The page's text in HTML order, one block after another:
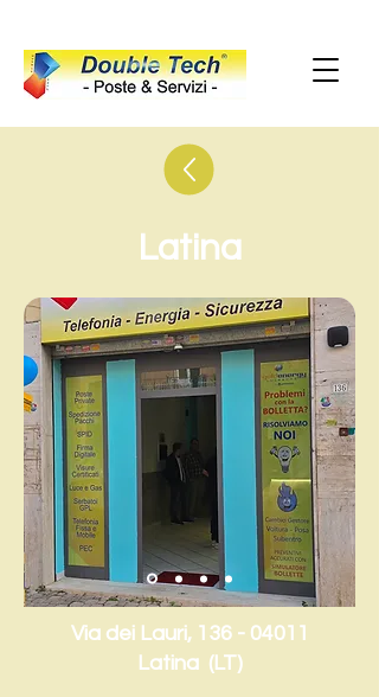
Latina
Via dei Lauri, 136 - 04011
Latina (LT)